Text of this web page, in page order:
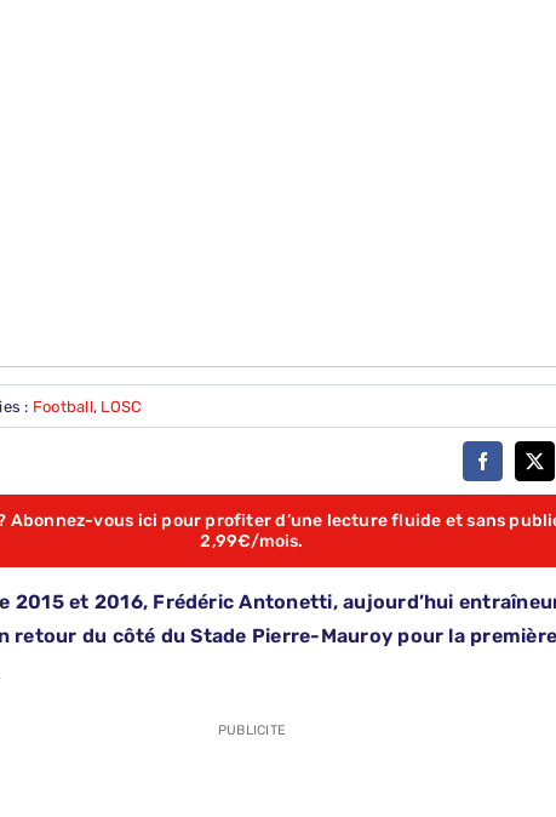
: Football, LOSC
Abonnez-vous ici pour profiter d’une lecture fluide et sans
2,99€/mois.
2015 et 2016, Frédéric Antonetti, aujourd’hui
retour du côté du Stade Pierre-Mauroy pour la
PUBLICITE